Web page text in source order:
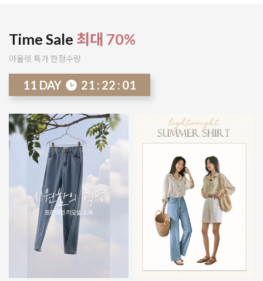
Time Sale 최대 70%
아울렛 특가 한정수량
11 DAY 21 : 21 : 55